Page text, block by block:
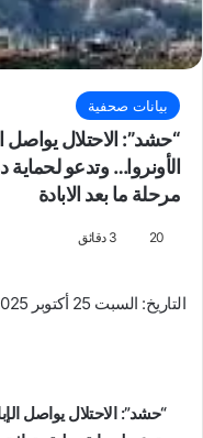
بيانات صحفية
“حشد”: الاحتلال يواصل
الأونروا… وتدعو
مرحلة ما بعد الابادة
20
التاريخ: السبت 25 أكتوبر 2025
“حشد”: الاحتلال يواصل